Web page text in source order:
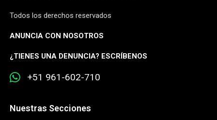
Todos los derechos reservados
ANUNCIA CON NOSOTROS
¿TIENES UNA DENUNCIA? ESCRÍBENOS
+51 961-602-710
Nuestras Secciones